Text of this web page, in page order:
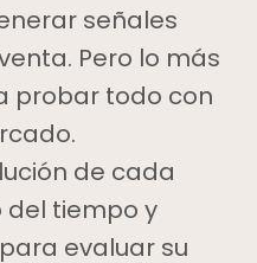
señales
Pero lo más
probar todo con
de cada
tiempo y
evaluar su